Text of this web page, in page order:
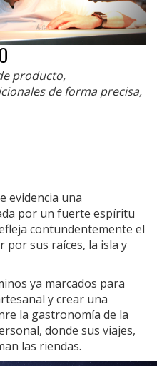
producto,
de forma precisa,
evidencia una
por un fuerte espíritu
contundentemente el
por sus raíces, la isla y
ya marcados para
y crear una
la gastronomía de la
donde sus viajes,
las riendas.